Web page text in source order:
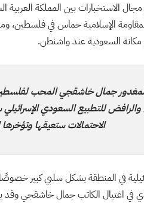
الاستخبارات بين المملكة العربية
الإسلامية حماس في فلسطين، ومن
السعودية عند واشنطن.
جمال خاشقجي المحب
والرافض للتطبيع السعودي
الاحتمالات ستعيقها وتؤخرها
في المنطقة بشكل سلبي كبير
في اغتيال الكاتب جمال خاشقجي وقد